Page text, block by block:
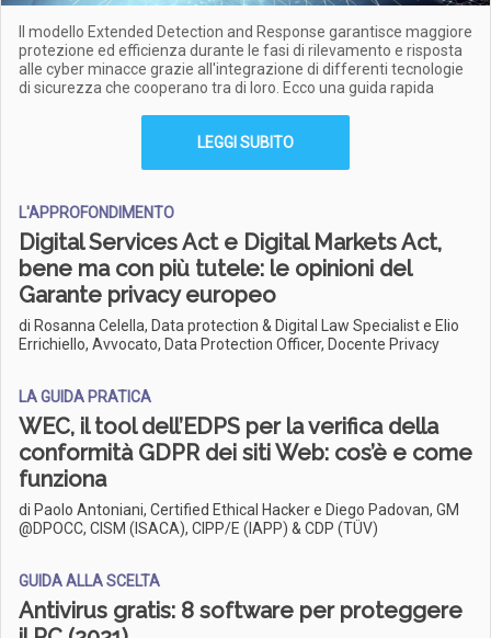
Il modello Extended Detection and Response garantisce maggiore
protezione ed efficienza durante le fasi di rilevamento e risposta
alle cyber minacce grazie all'integrazione di differenti tecnologie
di sicurezza che cooperano tra di loro. Ecco una guida rapida
LEGGI SUBITO
L'APPROFONDIMENTO
Digital Services Act e Digital Markets Act,
bene ma con più tutele: le opinioni del
Garante privacy europeo
di Rosanna Celella, Data protection & Digital Law Specialist e Elio
Errichiello, Avvocato, Data Protection Officer, Docente Privacy
LA GUIDA PRATICA
WEC, il tool dell’EDPS per la verifica della
conformità GDPR dei siti Web: cos’è e come
funziona
di Paolo Antoniani, Certified Ethical Hacker e Diego Padovan, GM
@DPOCC, CISM (ISACA), CIPP/E (IAPP) & CDP (TÜV)
GUIDA ALLA SCELTA
Antivirus gratis: 8 software per proteggere